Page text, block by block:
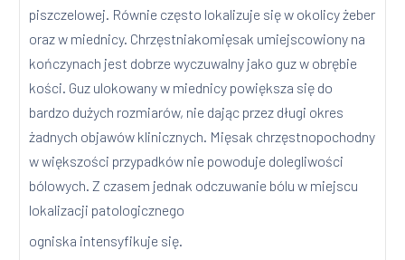
piszczelowej. Równie często lokalizuje się w okolicy żeber
oraz w miednicy. Chrzęstniakomięsak umiejscowiony na
kończynach jest dobrze wyczuwalny jako guz w obrębie
kości. Guz ulokowany w miednicy powiększa się do
bardzo dużych rozmiarów, nie dając przez długi okres
żadnych objawów klinicznych. Mięsak chrzęstnopochodny
w większości przypadków nie powoduje dolegliwości
bólowych. Z czasem jednak odczuwanie bólu w miejscu
lokalizacji patologicznego
ogniska intensyfikuje się.